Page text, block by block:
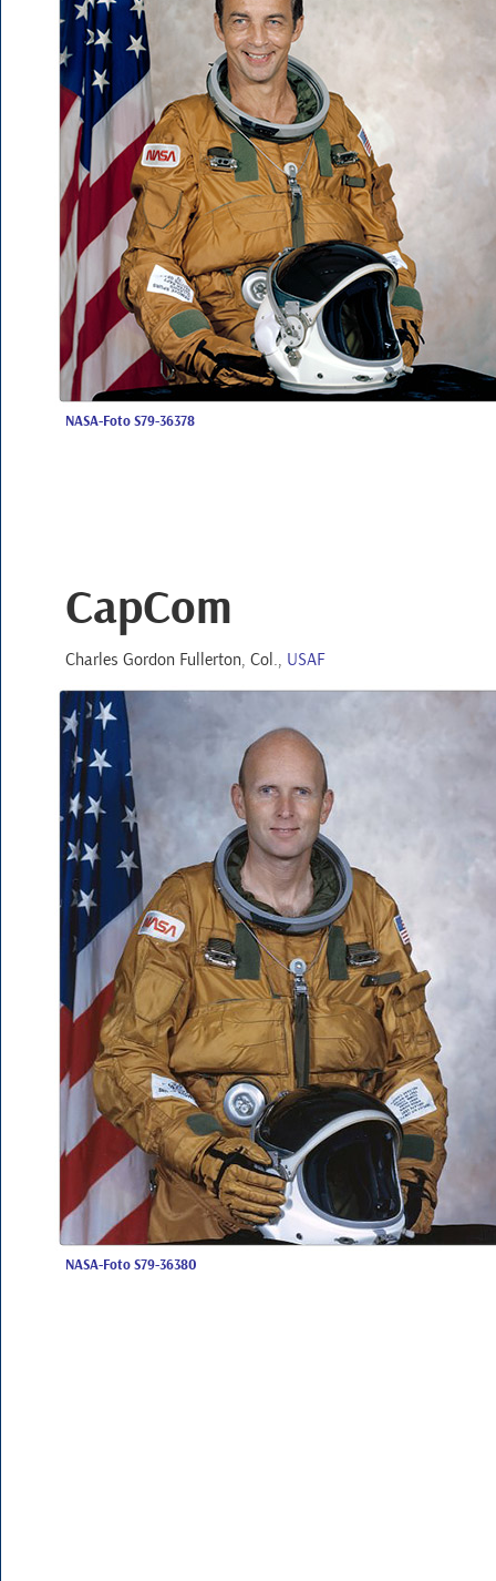
NASA-Foto S79-36378
CapCom
Charles Gordon Fullerton, Col., USAF
NASA-Foto S79-36380